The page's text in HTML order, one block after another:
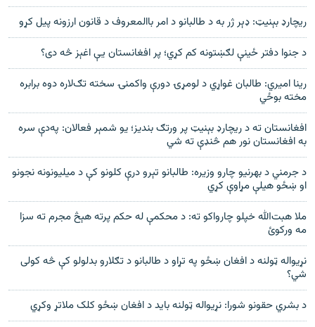
ريچارډ بېنيټ: ډېر ژر به د طالبانو د امر باالمعروف د قانون ارزونه پيل کړو
د جنوا دفتر ځينې لګښتونه کم کړي؛ پر افغانستان يې اغېز څه دی؟
رينا اميري: طالبان غواړي د لومړۍ دورې واکمنۍ سخته تګ‌لاره دوه برابره
مخته بوځي
افغانستان ته د ريچارډ بېنيټ پر ورتګ بنديز؛ يو شمېر فعالان: په‌دې سره
به افغانستان نور هم څنډې ته شي
د جرمني د بهرنيو چارو وزيره: طالبانو تېرو درې کلونو کې د ميليونونه نجونو
او ښځو هيلې مړاوې کړي
ملا هبت‌الله خپلو چارواکو ته: د محکمې له حکم پرته هېڅ مجرم ته سزا
مه ورکوئ
نړيواله ټولنه د افغان ښځو په تړاو د طالبانو د تګلارو بدلولو کې څه کولی
شي؟
د بشري حقونو شورا: نړيواله ټولنه بايد د افغان ښځو کلک ملاتړ وکړي